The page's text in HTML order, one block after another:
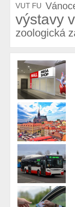
VUT FU
výstavy
zoologická